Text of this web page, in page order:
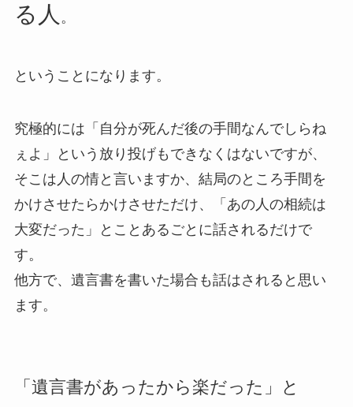
る人 。
ということになります。
究極的には「自分が死んだ後の手間なんでしらね
ぇよ」という放り投げもできなくはないですが、
そこは人の情と言いますか、結局のところ手間を
かけさせたらかけさせただけ、「あの人の相続は
大変だった」とことあるごとに話されるだけで
す。
他方で、遺言書を書いた場合も話はされると思い
ます。
「遺言書があったから楽だった」と